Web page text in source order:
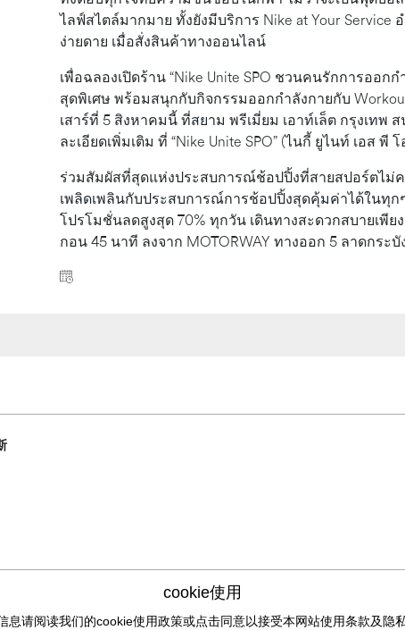
ไลฟ์สไตล์มากมาย ทั้งยังมีบริการ Nike at Your
ง่ายดาย เมื่อสั่งสินค้าทางออนไลน์
เพื่อฉลองเปิดร้าน “Nike Unite SPO ชวนคนรักการออ
สุดพิเศษ พร้อมสนุกกับกิจกรรมออกกำลังกายกับ
เสาร์ที่ 5 สิงหาคมนี้ ที่สยาม พรีเมี่ยม เอาท์เล็ต กรุงเทพ
ละเอียดเพิ่มเติม ที่ “Nike Unite SPO” (ไนกี้ ยูไนท์ เอส พี
ร่วมสัมผัสที่สุดแห่งประสบการณ์ช้อปปิ้งที่สายสปอร์ตไม่ค
เพลิดเพลินกับประสบการณ์การช้อปปิ้งสุดคุ้มค่าได้ในทุก
โปรโมชั่นลดสูงสุด 70% ทุกวัน เดินทางสะดวกสบายเพี
กอน 45 นาที ลงจาก MOTORWAY ทางออก 5 ลาดกระบั
cookie使用
请阅读我们的cookie使用政策或点击同意以接受本网站使用条款及 隐